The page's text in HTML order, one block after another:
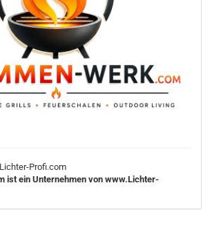
Profi.com
ist ein Unternehmen von www.Lichter-